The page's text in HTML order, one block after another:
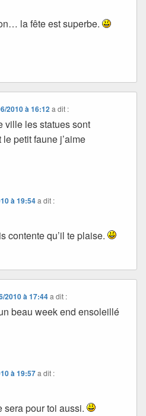
la fête est superbe.
2010 à 16:12 a dit :
ville les statues sont
petit faune j’aime
à 19:54a dit :
contente qu’il te plaise.
2010 à 17:44 a dit :
beau week end ensoleillé
à 19:57a dit :
sera pour toi aussi.